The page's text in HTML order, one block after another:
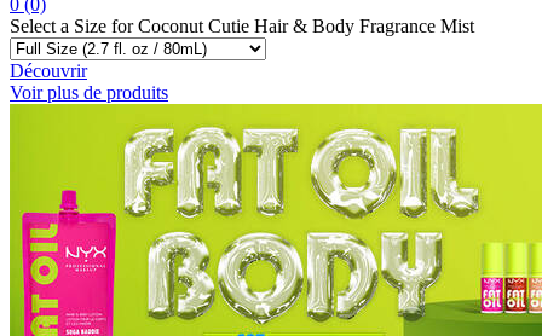
Select a Size for Coconut Cutie Hair & Body Fragrance Mist
Découvrir
Voir plus de produits